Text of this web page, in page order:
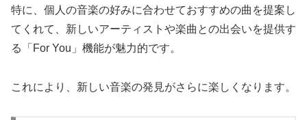
特に、個人の音楽の好みに合わせておすすめの曲を提案し
てくれて、新しいアーティストや楽曲との出会いを提供す
る「For You」機能が魅力的です。
これにより、新しい音楽の発見がさらに楽しくなります。